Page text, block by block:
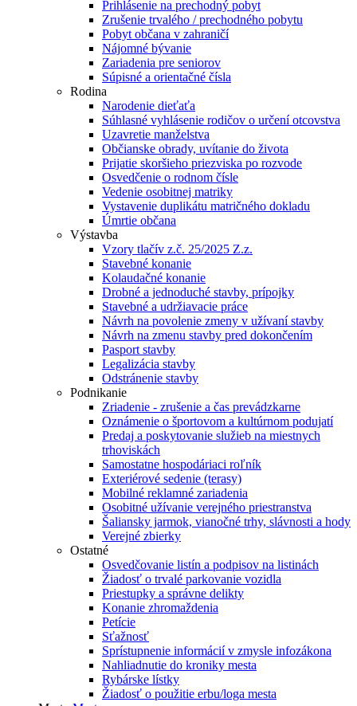
Prihlásenie na prechodný pobyt
Zrušenie trvalého / prechodného pobytu
Pobyt občana v zahraničí
Nájomné bývanie
Zariadenia pre seniorov
Súpisné a orientačné čísla
Rodina
Narodenie dieťaťa
Súhlasné vyhlásenie rodičov o určení otcovstva
Uzavretie manželstva
Občianske obrady, uvítanie do života
Prijatie skoršieho priezviska po rozvode
Osvedčenie o rodnom čísle
Vedenie osobitnej matriky
Vystavenie duplikátu matričného dokladu
Úmrtie občana
Výstavba
Vzory tlačív z.č. 25/2025 Z.z.
Stavebné konanie
Kolaudačné konanie
Drobné a jednoduché stavby, prípojky
Stavebné a udržiavacie práce
Návrh na povolenie zmeny v užívaní stavby
Návrh na zmenu stavby pred dokončením
Pasport stavby
Legalizácia stavby
Odstránenie stavby
Podnikanie
Zriadenie - zrušenie a čas prevádzkarne
Oznámenie o športovom a kultúrnom podujatí
Predaj a poskytovanie služieb na miestnych
trhoviskách
Samostatne hospodáriaci roľník
Exteriérové sedenie (terasy)
Mobilné reklamné zariadenia
Osobitné užívanie verejného priestranstva
Šaliansky jarmok, vianočné trhy, slávnosti a hody
Verejné zbierky
Ostatné
Osvedčovanie listín a podpisov na listinách
Žiadosť o trvalé parkovanie vozidla
Priestupky a správne delikty
Konanie zhromaždenia
Petície
Sťažnosť
Sprístupnenie informácií v zmysle infozákona
Nahliadnutie do kroniky mesta
Rybárske lístky
Žiadosť o použitie erbu/loga mesta